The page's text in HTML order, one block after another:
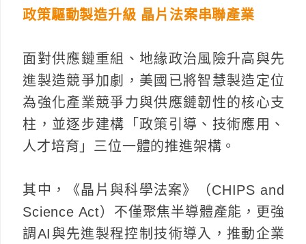
政策驅動製造升級 晶片法案串聯產業
面對供應鏈重組、地緣政治風險升高與先
進製造競爭加劇，美國已將智慧製造定位
為強化產業競爭力與供應鏈韌性的核心支
柱，並逐步建構「政策引導、技術應用、
人才培育」三位一體的推進架構。
其中，《晶片與科學法案》（CHIPS and
Science Act）不僅聚焦半導體產能，更強
調AI與先進製程控制技術導入，推動企業